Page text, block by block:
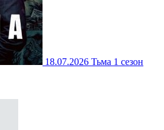
18.07.2026 Тьма 1 сезон